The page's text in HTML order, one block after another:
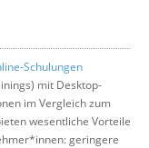
Schulungen
mit Desktop-
im Vergleich zum
wesentliche Vorteile
geringere